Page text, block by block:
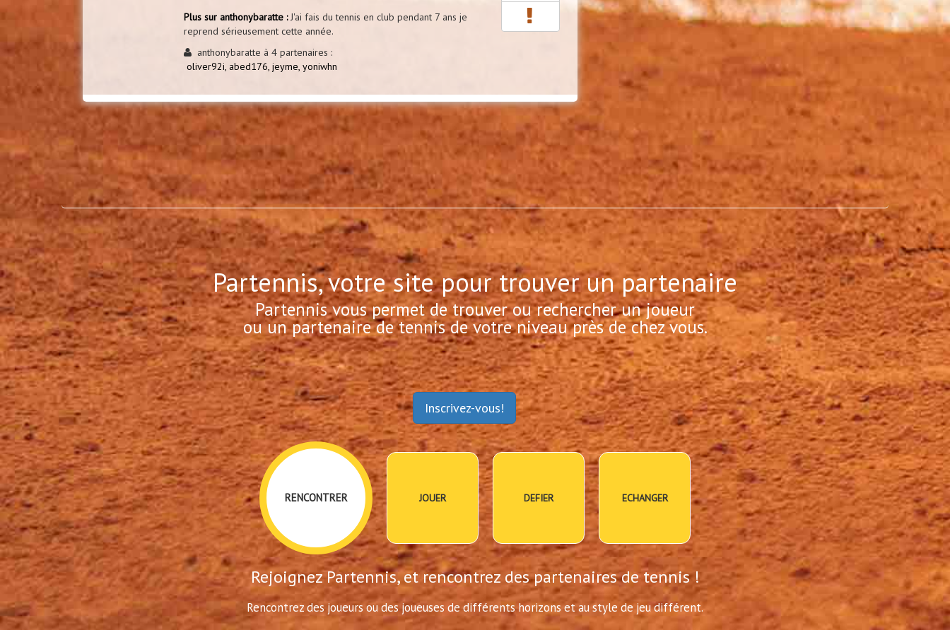
Plus sur anthonybaratte :J'ai fais du tennis en club pendant 7 ans je
reprend sérieusement cette année.
anthonybaratte à 4 partenaires :
oliver92i, abed176,jeyme,yoniwhn
Partennis, votre site pour trouver un partenaire
Partennis vous permet de trouver ou rechercher un joueur
ou un partenaire de tennis de votre niveau près de chez vous.
Inscrivez-vous!
RENCONTRER JOUER DEFIER ECHANGER
Rejoignez Partennis, et rencontrez des partenaires de tennis !
Rencontrez des joueurs ou des joueuses de différents horizons et au style de jeu différent.